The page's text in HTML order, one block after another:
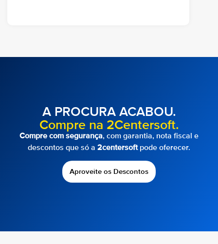
A PROCURA ACABOU.
Compre na 2Centersoft.
Compre com segurança, com garantia, nota fiscal e
descontos que só a 2centersoftpode oferecer.
Aproveite os Descontos